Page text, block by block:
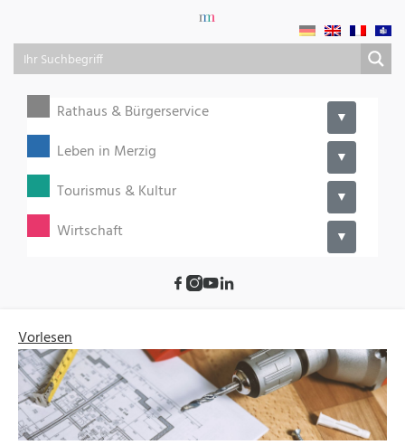
Rathaus & Bürgerservice ▼
Leben in Merzig ▼
Tourismus & Kultur ▼
Wirtschaft ▼
Vorlesen